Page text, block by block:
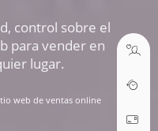
control sobre el
para vender en
lugar.
web de ventas online
ABRIR TICKET